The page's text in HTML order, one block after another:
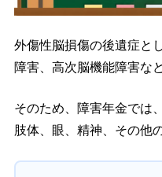
外傷性脳損傷の後遺症と
障害、高次脳機能障害な
そのため、障害年金では
肢体、眼、精神、その他